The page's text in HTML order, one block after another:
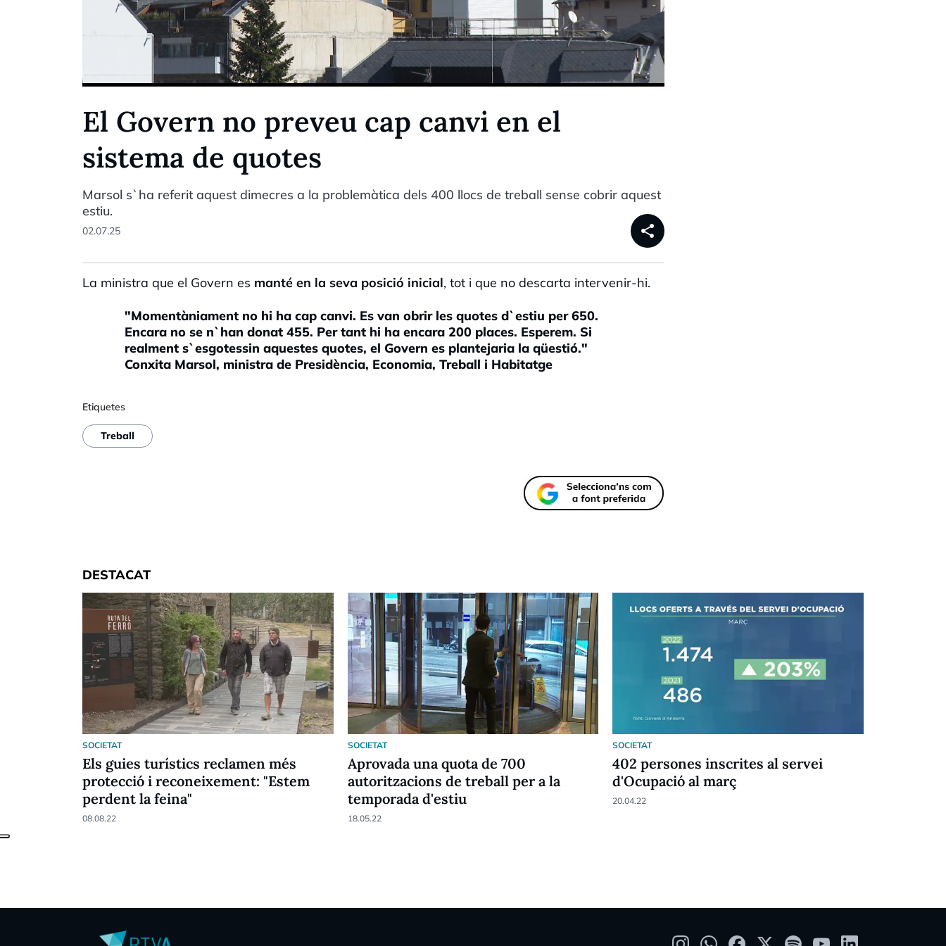
El Govern no preveu cap canvi en el
sistema de quotes
Marsol s`ha referit aquest dimecres a la problemàtica dels 400 llocs de treball sense cobrir aquest
estiu.
02.07.25 share
La ministra que el Govern es manté en la seva posició inicial, tot i que no descarta intervenir-hi.
"Momentàniament no hi ha cap canvi. Es van obrir les quotes d`estiu per 650.
Encara no se n`han donat 455. Per tant hi ha encara 200 places. Esperem. Si
realment s`esgotessin aquestes quotes, el Govern es plantejaria la qüestió."
Conxita Marsol, ministra de Presidència, Economia, Treball i Habitatge
Etiquetes
Treball
DESTACAT
SOCIETAT
Els guies turístics reclamen més
protecció i reconeixement: "Estem
perdent la feina"
08.08.22
SOCIETAT
Aprovada una quota de 700
autoritzacions de treball per a la
temporada d'estiu
18.05.22
SOCIETAT
402 persones inscrites al servei
d'Ocupació al març
20.04.22